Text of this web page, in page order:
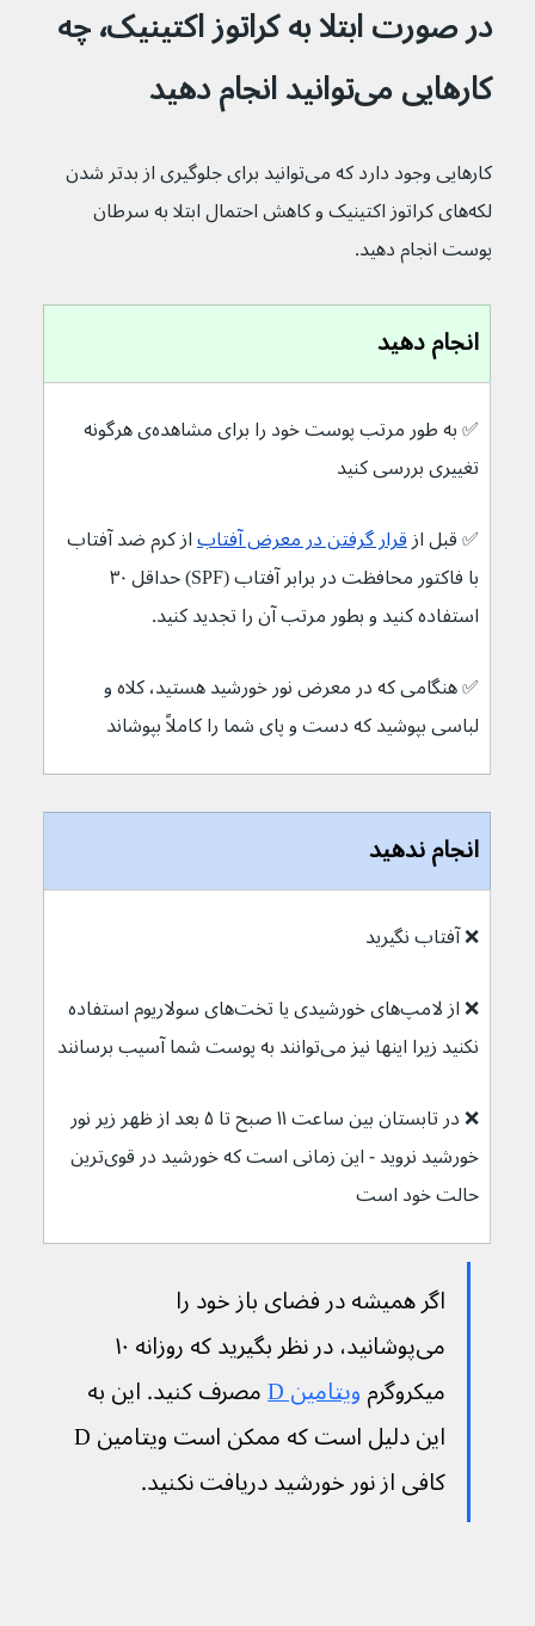
در صورت ابتلا به کراتوز اکتینیک٬ چه
کارهایی می‌توانید انجام دهید
کارهایی وجود دارد که می‌توانید برای جلوگیری از بدتر شدن
لکه‌های کراتوز اکتینیک و کاهش احتمال ابتلا به سرطان
پوست انجام دهید.
انجام دهید
✅ به طور مرتب پوست خود را برای مشاهده‌ی هرگونه
تغییری بررسی کنید
✅ قبل از قرار گرفتن در معرض آفتاب از کرم ضد آفتاب
استفاده کنید و بطور مرتب آن را تجدید کنید.
✅ هنگامی که در معرض نور خورشید هستید، کلاه و
لباسی بپوشید که دست و پای شما را کاملاً بپوشاند
انجام ندهید
❌ آفتاب نگیرید
❌ از لامپ‌های خورشیدی یا تخت‌های سولاریوم استفاده
نکنید زیرا اینها نیز می‌توانند به پوست شما آسیب برسانند
❌ در تابستان بین ساعت ۱۱ صبح تا ۵ بعد از ظهر زیر نور
خورشید نروید - این زمانی است که خورشید در قوی‌ترین
حالت خود است
اگر همیشه در فضای باز خود را
میکروگرم ویتامین D مصرف کنید. این به
این دلیل است که ممکن است ویتامین D
کافی از نور خورشید دریافت نکنید.